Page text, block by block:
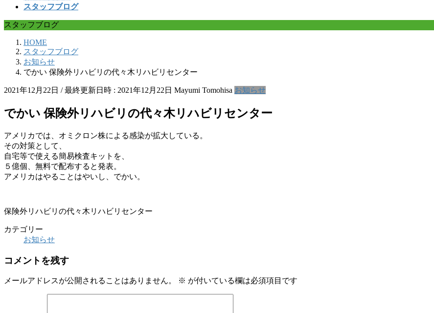
スタッフブログ
スタッフブログ
HOME
スタッフブログ
お知らせ
でかい 保険外リハビリの代々木リハビリセンター
2021年12月22日 / 最終更新日時 : 2021年12月22日 Mayumi Tomohisa お知らせ
でかい 保険外リハビリの代々木リハビリセンター
アメリカでは、オミクロン株による感染が拡大している。
その対策として、
自宅等で使える簡易検査キットを、
５億個、無料で配布すると発表。
アメリカはやることはやいし、でかい。
保険外リハビリの代々木リハビリセンター
カテゴリー
お知らせ
コメントを残す
メールアドレスが公開されることはありません。 ※ が付いている欄は必須項目です